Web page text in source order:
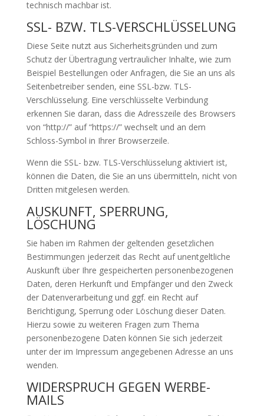
technisch machbar ist.
SSL- BZW. TLS-VERSCHLÜSSELUNG
Diese Seite nutzt aus Sicherheitsgründen und zum
Schutz der Übertragung vertraulicher Inhalte, wie zum
Beispiel Bestellungen oder Anfragen, die Sie an uns als
Seitenbetreiber senden, eine SSL-bzw. TLS-
Verschlüsselung. Eine verschlüsselte Verbindung
erkennen Sie daran, dass die Adresszeile des Browsers
von “http://” auf “https://” wechselt und an dem
Schloss-Symbol in Ihrer Browserzeile.
Wenn die SSL- bzw. TLS-Verschlüsselung aktiviert ist,
können die Daten, die Sie an uns übermitteln, nicht von
Dritten mitgelesen werden.
AUSKUNFT, SPERRUNG,
LÖSCHUNG
Sie haben im Rahmen der geltenden gesetzlichen
Bestimmungen jederzeit das Recht auf unentgeltliche
Auskunft über Ihre gespeicherten personenbezogenen
Daten, deren Herkunft und Empfänger und den Zweck
der Datenverarbeitung und ggf. ein Recht auf
Berichtigung, Sperrung oder Löschung dieser Daten.
Hierzu sowie zu weiteren Fragen zum Thema
personenbezogene Daten können Sie sich jederzeit
unter der im Impressum angegebenen Adresse an uns
wenden.
WIDERSPRUCH GEGEN WERBE-
MAILS